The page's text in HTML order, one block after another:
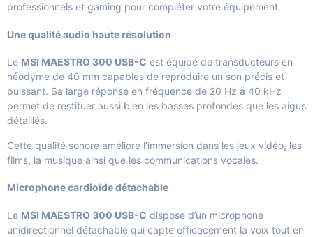
professionnels et gaming pour compléter votre équipement.
Une qualité audio haute résolution
Le MSI MAESTRO 300 USB-C est équipé de transducteurs en
néodyme de 40 mm capables de reproduire un son précis et
puissant. Sa large réponse en fréquence de 20 Hz à 40 kHz
permet de restituer aussi bien les basses profondes que les aigus
détaillés.
Cette qualité sonore améliore l’immersion dans les jeux vidéo, les
films, la musique ainsi que les communications vocales.
Microphone cardioïde détachable
Le MSI MAESTRO 300 USB-C dispose d’un microphone
unidirectionnel détachable qui capte efficacement la voix tout en